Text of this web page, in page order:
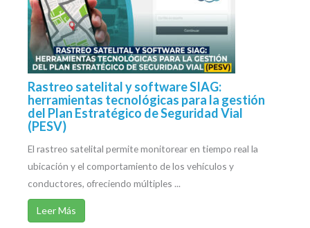
Rastreo satelital y software SIAG:
herramientas tecnológicas para la gestión
del Plan Estratégico de Seguridad Vial
(PESV)
El rastreo satelital permite monitorear en tiempo real la
ubicación y el comportamiento de los vehículos y
conductores, ofreciendo múltiples ...
Leer Más